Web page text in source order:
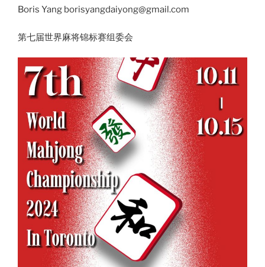
Boris Yang borisyangdaiyong@gmail.com
第七届世界麻将锦标赛组委会